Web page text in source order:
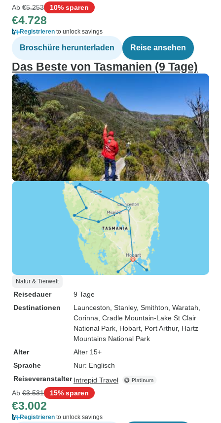
Ab €5.253 10% sparen
€4.728
Registrieren to unlock savings
Broschüre herunterladen Reise ansehen
Das Beste von Tasmanien (9 Tage)
Natur & Tierwelt
Reisedauer
9 Tage
Destinationen
Launceston , Stanley, Smithton , Waratah
Corinna , Cradle Mountain-Lake St Clair
National Park , Hobart , Port Arthur, Hartz
Mountains National Park
Alter
Alter 15+
Sprache
Nur: Englisch
Reiseveranstalter Intrepid Travel
Ab €3.531 15% sparen
€3.002
Registrieren to unlock savings